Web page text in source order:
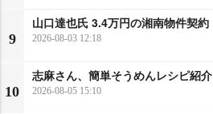
9
山口達也氏 3.4万円の湘南物件契約
2026-08-03 12:18
10
志麻さん、簡単そうめんレシピ紹介
2026-08-05 15:10